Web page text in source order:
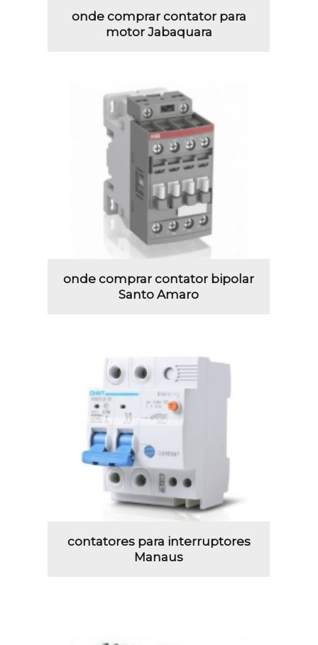
onde comprar contator para
motor Jabaquara
onde comprar contator bipolar
Santo Amaro
contatores para interruptores
Manaus